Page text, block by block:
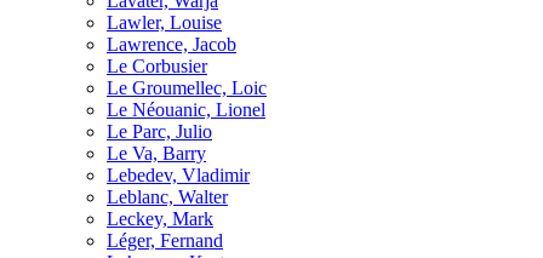
Lawler, Louise
Lawrence, Jacob
Le Corbusier
Le Groumellec, Loic
Le Néouanic, Lionel
Le Parc, Julio
Le Va, Barry
Lebedev, Vladimir
Leblanc, Walter
Leckey, Mark
Léger, Fernand